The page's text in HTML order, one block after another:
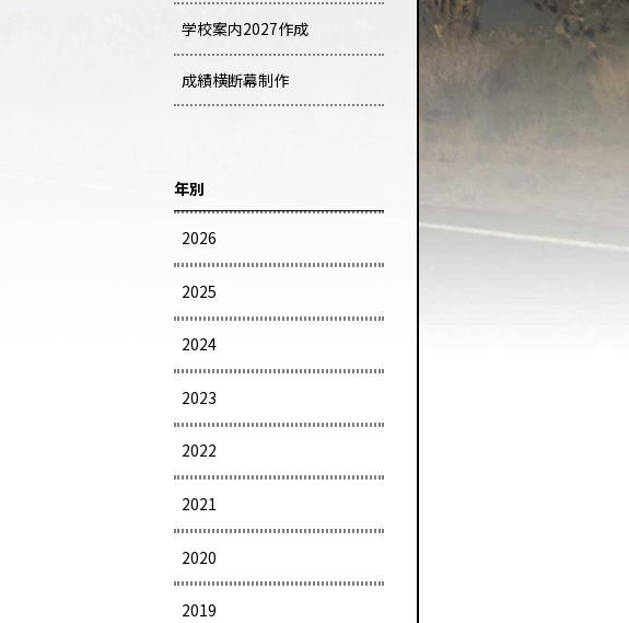
学校案内2027作成
成績横断幕制作
年別
2026
2025
2024
2023
2022
2021
2020
2019